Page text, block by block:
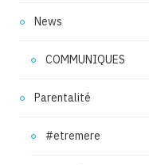
News
COMMUNIQUES
Parentalité
#etremere